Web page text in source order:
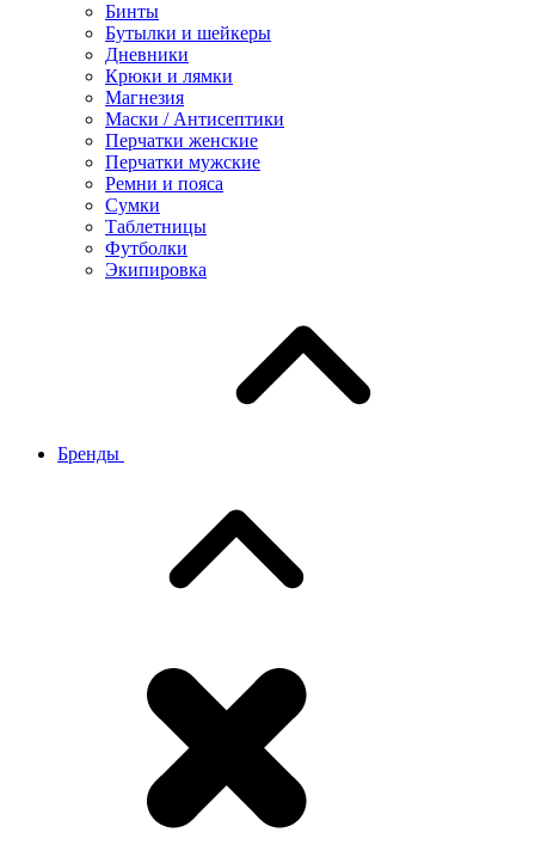
Бинты
Бутылки и шейкеры
Дневники
Крюки и лямки
Магнезия
Маски / Антисептики
Перчатки женские
Перчатки мужские
Ремни и пояса
Сумки
Таблетницы
Футболки
Экипировка
Бренды